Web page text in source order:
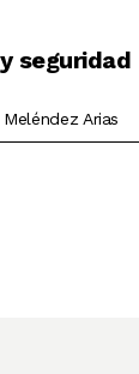
seguridad
Arias